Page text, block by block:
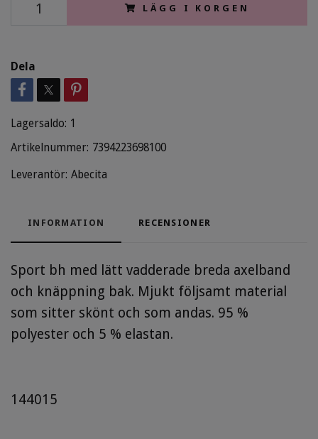
LÄGG I KORGEN
Dela
Lagersaldo: 1
Artikelnummer: 7394223698100
Leverantör: Abecita
INFORMATION RECENSIONER
Sport bh med lätt vadderade breda axelband
och knäppning bak. Mjukt följsamt material
som sitter skönt och som andas. 95 %
polyester och 5 % elastan.
144015